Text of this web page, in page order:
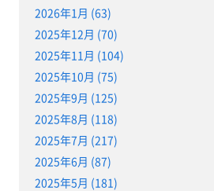
2026年1月 (63)
2025年12月 (70)
2025年11月 (104)
2025年10月 (75)
2025年9月 (125)
2025年8月 (118)
2025年7月 (217)
2025年6月 (87)
2025年5月 (181)